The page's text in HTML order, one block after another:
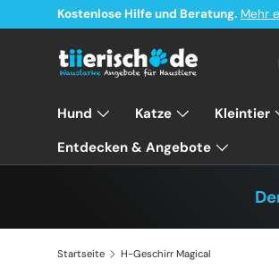
Direkt zum Inhalt
Kostenlose Hilfe und Beratung. Mehr
Hund Katze Kleintier
Entdecken & Angebote
Startseite H-Geschirr Magical